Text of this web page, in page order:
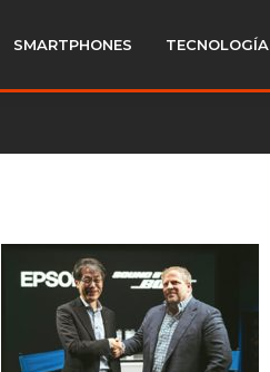
SMARTPHONES TECNOLOGÍA